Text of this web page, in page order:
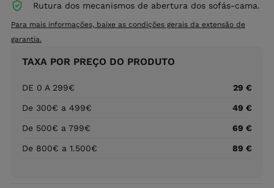
Rutura dos mecanismos de abertura dos sofás-cama.
Para mais informações, baixe as condições gerais da extensão de
garantia.
TAXA POR PREÇO DO PRODUTO
DE 0 A 299€ 29 €
De 300€ a 499€ 49 €
De 500€ a 799€ 69 €
De 800€ a 1.500€ 89 €